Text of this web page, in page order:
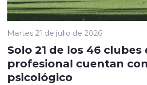
Martes 21 de julio de 2026
Solo 21 de los 46
profesional cuentan
psicológico